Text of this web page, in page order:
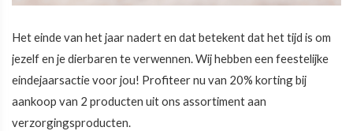
Het einde van het jaar nadert en dat betekent dat het tijd is om
jezelf en je dierbaren te verwennen. Wij hebben een feestelijke
eindejaarsactie voor jou! Profiteer nu van 20% korting bij
aankoop van 2 producten uit ons assortiment aan
verzorgingsproducten.